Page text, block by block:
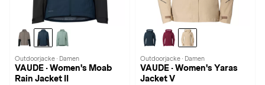
Outdoorjacke · Damen
VAUDE · Women's Moab
Rain Jacket II
Outdoorjacke · Damen
VAUDE · Women's Yaras
Jacket V